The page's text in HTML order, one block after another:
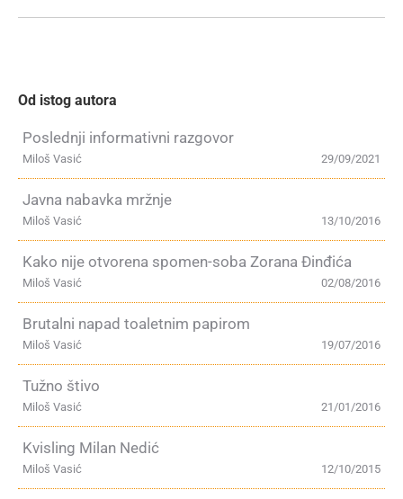
Od istog autora
Poslednji informativni razgovor
29/09/2021
Miloš Vasić
Javna nabavka mržnje
13/10/2016
Miloš Vasić
Kako nije otvorena spomen-soba Zorana Đinđića
02/08/2016
Miloš Vasić
Brutalni napad toaletnim papirom
19/07/2016
Miloš Vasić
Tužno štivo
21/01/2016
Miloš Vasić
Kvisling Milan Nedić
12/10/2015
Miloš Vasić